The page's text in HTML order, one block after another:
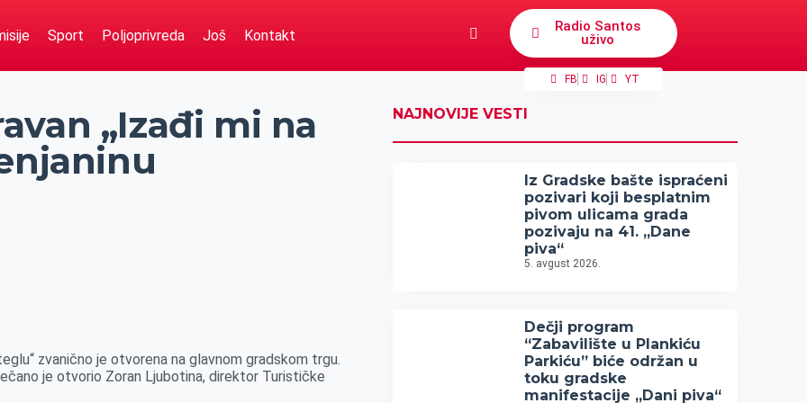
Sport Poljoprivreda Još Kontakt
Radio Santos
uživo
FB IG YT
„Izađi mi na
zvanično je otvorena na glavnom gradskom trgu.
je otvorio Zoran Ljubotina, direktor Turističke
NAJNOVIJE VESTI
Iz Gradske bašte ispraćeni
pozivari koji besplatnim
pivom ulicama grada
pozivaju na 41. „Dane
piva“
5. avgust 2026.
Dečji program
“Zabavilište u Plankiću
Parkiću” biće održan u
toku gradske
manifestacije „Dani piva“